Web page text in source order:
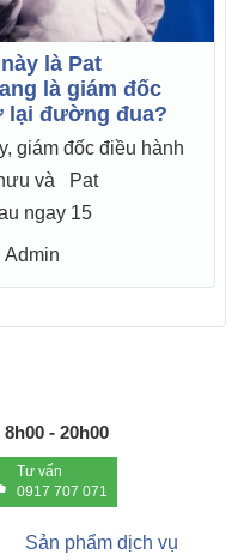
là Pat
là giám đốc
lại đường đua?
giám đốc điều hành
và Pat
ngay 15
- 20h00
Tư vấn
0917 707 071
Sản phẩm dịch vụ